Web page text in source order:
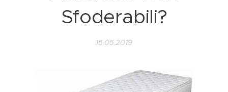
Sfoderabili?
15.05.2019